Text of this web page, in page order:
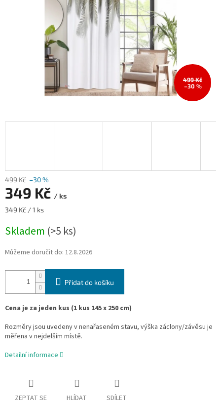
499 Kč
–30 %
499 Kč –30 %
349 Kč / ks
Měrná
349 Kč / 1 ks
Skladem (>5 ks)
Můžeme doručit do: 12.8.2026
Přidat do košíku
Cena je za jeden kus (1 kus 145 x 250 cm)
Rozměry jsou uvedeny v nenařaseném stavu, výška záclony/závěsu je
měřena v nejdelším místě.
Detailní informace
ZEPTAT SE HLÍDAT SDÍLET